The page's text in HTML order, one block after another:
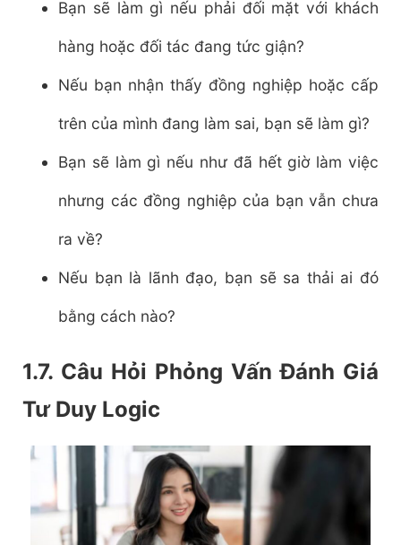
Bạn sẽ làm gì nếu phải đối mặt với khách
hàng hoặc đối tác đang tức giận?
Nếu bạn nhận thấy đồng nghiệp hoặc cấp
trên của mình đang làm sai, bạn sẽ làm gì?
Bạn sẽ làm gì nếu như đã hết giờ làm việc
nhưng các đồng nghiệp của bạn vẫn chưa
ra về?
Nếu bạn là lãnh đạo, bạn sẽ sa thải ai đó
bằng cách nào?
1.7. Câu Hỏi Phỏng Vấn Đánh Giá
Tư Duy Logic